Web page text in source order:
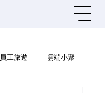
員工旅遊 雲端小聚